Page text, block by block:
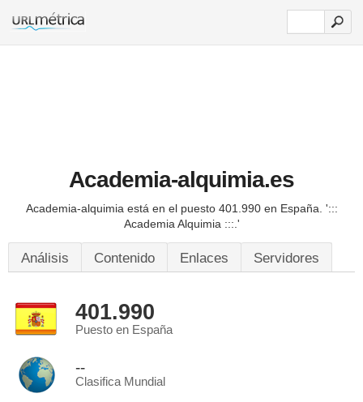
Academia-alquimia.es
Academia-alquimia está en el puesto 401.990 en España. ':::
Academia Alquimia :::.'
Análisis Contenido Enlaces Servidores
401.990
Puesto en España
--
Clasifica Mundial